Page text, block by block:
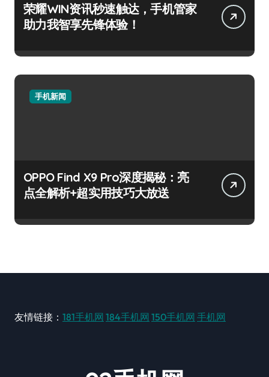
荣耀WIN资讯秒速触达，手机管家
助力我智享先锋体验！
手机新闻
OPPO Find X9 Pro深度揭秘：亮
点全解析+超实用技巧大放送
友情链接： 181手机网 184手机网 150手机网 手机网